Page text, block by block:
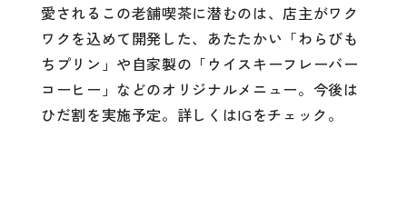
愛されるこの老舗喫茶に潜むのは、店主がワク
ワクを込めて開発した、あたたかい「わらびも
ちプリン」や自家製の「ウイスキーフレーバー
コーヒー」などのオリジナルメニュー。今後は
ひだ割を実施予定。詳しくはIGをチェック。